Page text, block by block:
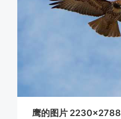
鹰的图片 2230×2788